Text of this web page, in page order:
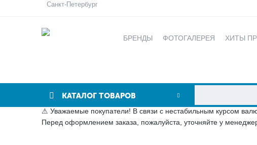
Санкт-Петербург
БРЕНДЫ ФОТОГАЛЕРЕЯ ХИТЫ
КАТАЛОГ ТОВАРОВ
⚠ Уважаемые покупатели! В связи с нестабильным курсом
Перед оформлением заказа, пожалуйста, уточняйте у